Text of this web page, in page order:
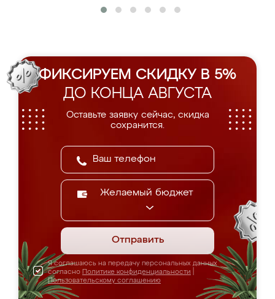
ФИКСИРУЕМ СКИДКУ В 5%
ДО КОНЦА АВГУСТА
Оставьте заявку сейчас, скидка
сохранится.
Желаемый бюджет
Отправить
Я соглашаюсь на передачу персональных данных
согласно Политике конфиденциальности
Пользовательскому соглашению